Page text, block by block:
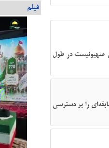
بیش از ۶۵ هزار شهرک‌نشین صهیونیست در طول
را بر دسترسی
فیلم